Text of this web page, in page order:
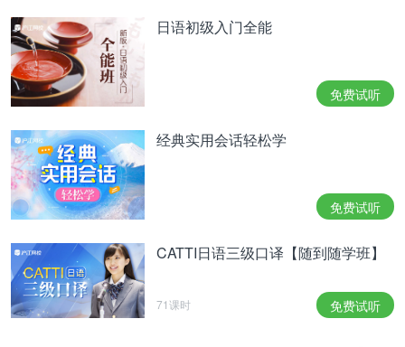
4位 羊をめぐる冒険
第4名 寻羊冒险记
美しい耳の彼女と共に、星形の斑紋を背中に持って
奥地の牧場にたどりついた僕を、恐ろしい事実が待
ち受けていた。一九八二年秋、僕たちの旅は終わ
る。すべてを失った僕の、ラスト・アドベンチャ
ー。村上春樹の青春三部作完結編。野間文芸新人賞
受賞作。
我和有着美丽耳朵的女朋友，为了追寻一头背上有星
型条纹的羊和“鼠”的踪迹，来到了北海道内地的牧
场，等待我的却是令人恐惧的事实。1982年秋，我
们的旅行结束了。这是失去全部的我的最后一次的冒
日语初级入门全能
免费试听
经典实用会话轻松学
免费试听
CATTI日语三级口译【随到随学班】
71课时 免费试听